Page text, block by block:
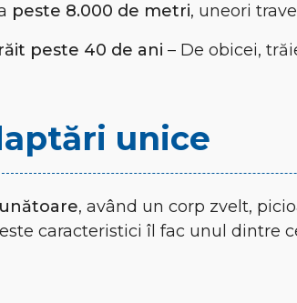
peste 8.000 de metri, uneori
peste 40 de ani – De obicei,
unice
, având un corp zvelt,
caracteristici îl fac unul dintre